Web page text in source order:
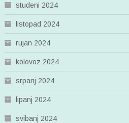
studeni 2024
listopad 2024
rujan 2024
kolovoz 2024
srpanj 2024
lipanj 2024
svibanj 2024